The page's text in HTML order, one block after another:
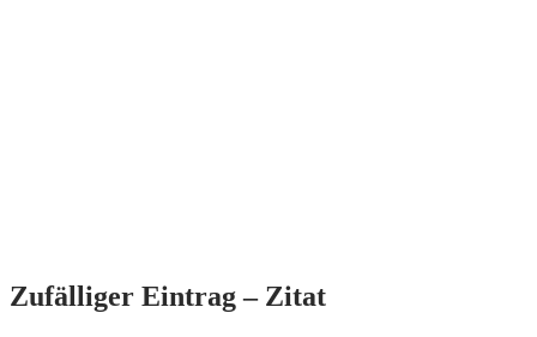
Zufälliger Eintrag – Zitat